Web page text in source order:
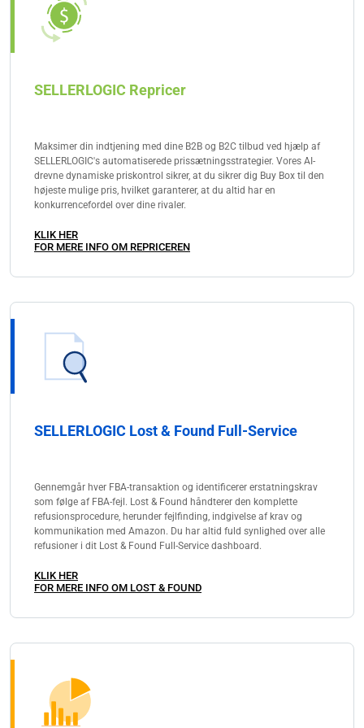
SELLERLOGIC Repricer
Maksimer din indtjening med dine B2B og B2C tilbud ved hjælp af
SELLERLOGIC's automatiserede prissætningsstrategier. Vores AI-
drevne dynamiske priskontrol sikrer, at du sikrer dig Buy Box til den
højeste mulige pris, hvilket garanterer, at du altid har en
konkurrencefordel over dine rivaler.
KLIK HER
FOR MERE INFO OM REPRICEREN
SELLERLOGIC Lost & Found Full-Service
Gennemgår hver FBA-transaktion og identificerer erstatningskrav
som følge af FBA-fejl. Lost & Found håndterer den komplette
refusionsprocedure, herunder fejlfinding, indgivelse af krav og
kommunikation med Amazon. Du har altid fuld synlighed over alle
refusioner i dit Lost & Found Full-Service dashboard.
KLIK HER
FOR MERE INFO OM LOST & FOUND